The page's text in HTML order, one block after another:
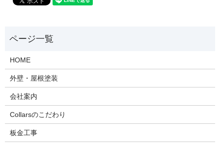
HOME
外壁・屋根塗装
会社案内
Collarsのこだわり
板金工事